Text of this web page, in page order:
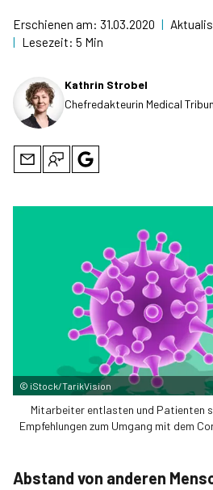
Erschienen am: 31.03.2020 |
| Lesezeit: 5 Min
Kathrin Strobel
Chefredakteurin Medical
© iStock/TarikVision
Mitarbeiter entlasten und Patienten
Empfehlungen zum Umgang mit dem
Abstand von anderen